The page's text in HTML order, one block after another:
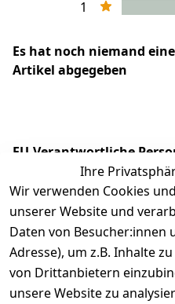
1
Es hat noch niemand
Artikel abgegeben
EU-Verantwortliche
Ihre
Wir verwenden Cookies
unserer Website und
Daten von Besucher:innen
Adresse), um z.B. Inhalte
von Drittanbietern
unsere Website zu